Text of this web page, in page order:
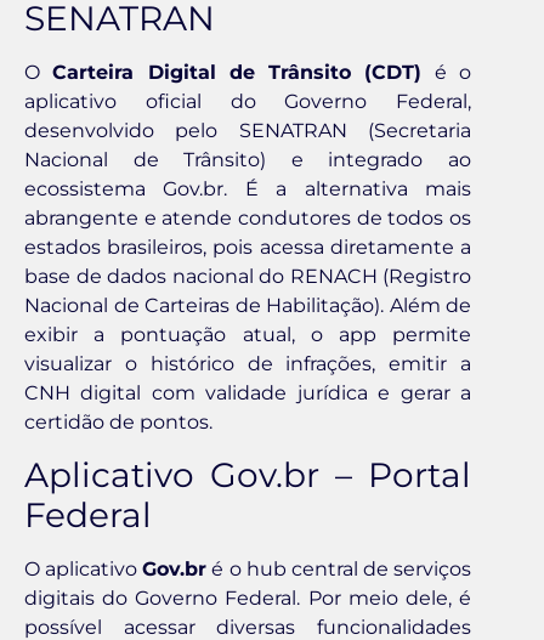
SENATRAN
OCarteira Digital de Trânsito (CDT) é o
aplicativo oficial do Governo Federal,
desenvolvido pelo SENATRAN (Secretaria
Nacional de Trânsito) e integrado ao
ecossistema Gov.br. É a alternativa mais
abrangente e atende condutores de todos os
estados brasileiros, pois acessa diretamente a
base de dados nacional do RENACH (Registro
Nacional de Carteiras de Habilitação). Além de
exibir a pontuação atual, o app permite
visualizar o histórico de infrações, emitir a
CNH digital com validade jurídica e gerar a
certidão de pontos.
Aplicativo Gov.br – Portal
Federal
O aplicativoGov.br é o hub central de serviços
digitais do Governo Federal. Por meio dele, é
possível acessar diversas funcionalidades